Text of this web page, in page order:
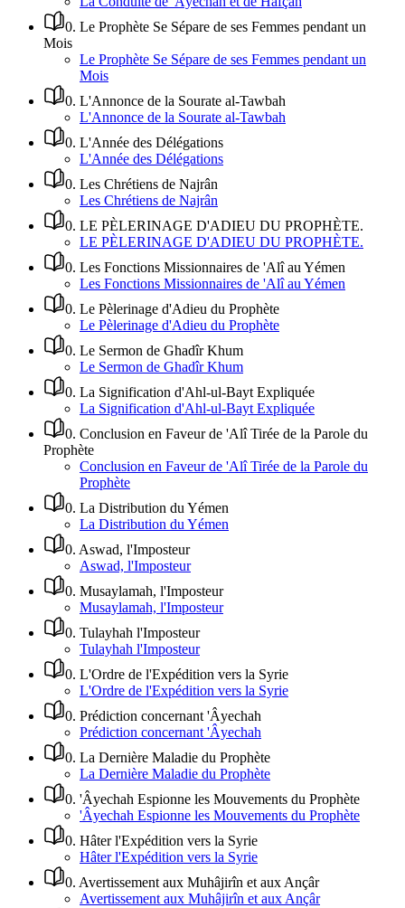
0. Le Prophète Se Sépare de ses Femmes pendant un
Mois
Le Prophète Se Sépare de ses Femmes pendant un
Mois
0. L'Annonce de la Sourate al-Tawbah
L'Annonce de la Sourate al-Tawbah
0. L'Année des Délégations
L'Année des Délégations
0. Les Chrétiens de Najrân
Les Chrétiens de Najrân
0. LE PÈLERINAGE D'ADIEU DU PROPHÈTE.
LE PÈLERINAGE D'ADIEU DU PROPHÈTE.
0. Les Fonctions Missionnaires de 'Alî au Yémen
Les Fonctions Missionnaires de 'Alî au Yémen
0. Le Pèlerinage d'Adieu du Prophète
Le Pèlerinage d'Adieu du Prophète
0. Le Sermon de Ghadîr Khum
Le Sermon de Ghadîr Khum
0. La Signification d'Ahl-ul-Bayt Expliquée
La Signification d'Ahl-ul-Bayt Expliquée
0. Conclusion en Faveur de 'Alî Tirée de la Parole du
Prophète
Conclusion en Faveur de 'Alî Tirée de la Parole du
Prophète
0. La Distribution du Yémen
La Distribution du Yémen
0. Aswad, l'Imposteur
Aswad, l'Imposteur
0. Musaylamah, l'Imposteur
Musaylamah, l'Imposteur
0. Tulayhah l'Imposteur
Tulayhah l'Imposteur
0. L'Ordre de l'Expédition vers la Syrie
L'Ordre de l'Expédition vers la Syrie
0. Prédiction concernant 'Âyechah
Prédiction concernant 'Âyechah
0. La Dernière Maladie du Prophète
La Dernière Maladie du Prophète
0. 'Âyechah Espionne les Mouvements du Prophète
'Âyechah Espionne les Mouvements du Prophète
0. Hâter l'Expédition vers la Syrie
Hâter l'Expédition vers la Syrie
0. Avertissement aux Muhâjirîn et aux Ançâr
Avertissement aux Muhâjirîn et aux Ançâr